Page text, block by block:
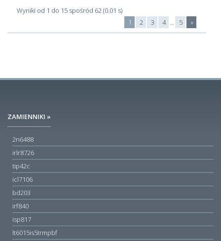
Wyniki od 1 do 15 spośród 62 (0.01 s)
1
2 3 4 … 5 »
ZAMIENNIKI »
2n6488
irlr8726
tip42c
icl7106
bd203
irf840
isp817
lt6015is5trmpbf